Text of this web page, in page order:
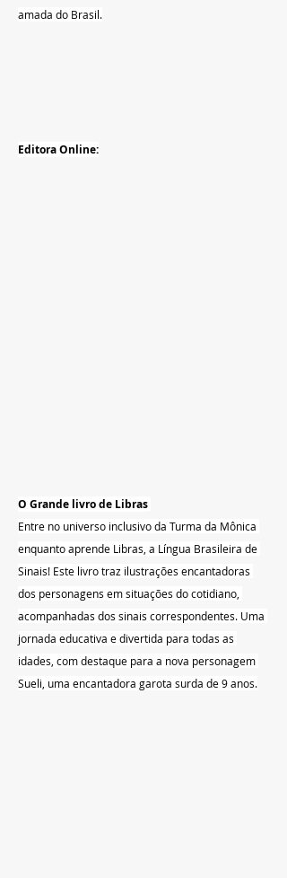
amada do Brasil.
Editora Online:
O Grande livro de Libras
Entre no universo inclusivo da Turma da Mônica
enquanto aprende Libras, a Língua Brasileira de
Sinais! Este livro traz ilustrações encantadoras
dos personagens em situações do cotidiano,
acompanhadas dos sinais correspondentes. Uma
jornada educativa e divertida para todas as
idades, com destaque para a nova personagem
Sueli, uma encantadora garota surda de 9 anos.